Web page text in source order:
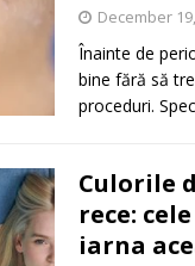
December
Înainte de
bine fără să
proceduri.
Culorile
rece:
iarna